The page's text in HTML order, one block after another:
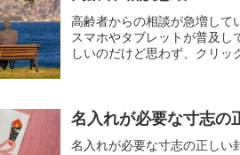
高齢者からの相談が急増して
スマホやタブレットが普及し
しいのだけど思わず、クリッ
名入れが必要な寸志の
名入れが必要な寸志の正しい